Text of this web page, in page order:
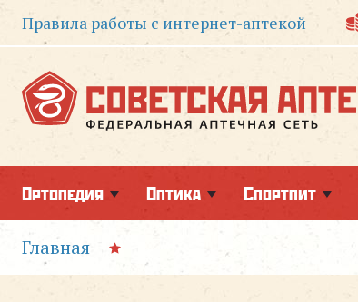
Правила работы с интернет-аптекой
Ортопедия Оптика Спортпит
Главная